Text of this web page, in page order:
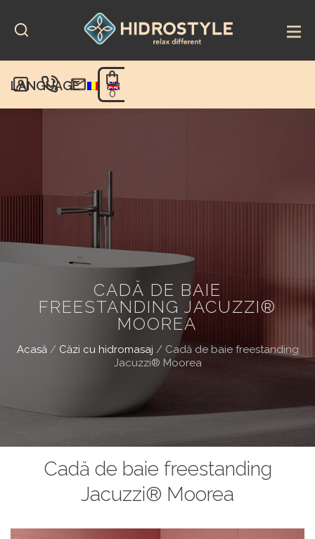
content
LANGUAGE
0
CADĂ DE BAIE
FREESTANDING JACUZZI®
MOOREA
Acasă/ Căzi cu hidromasaj / Cadă de baie freestanding
Jacuzzi® Moorea
Cadă de baie freestanding
Jacuzzi® Moorea